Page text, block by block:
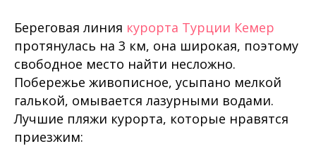
Береговая линия курорта Турции Кемер
протянулась на 3 км, она широкая, поэтому
свободное место найти несложно.
Побережье живописное, усыпано мелкой
галькой, омывается лазурными водами.
Лучшие пляжи курорта, которые нравятся
приезжим: